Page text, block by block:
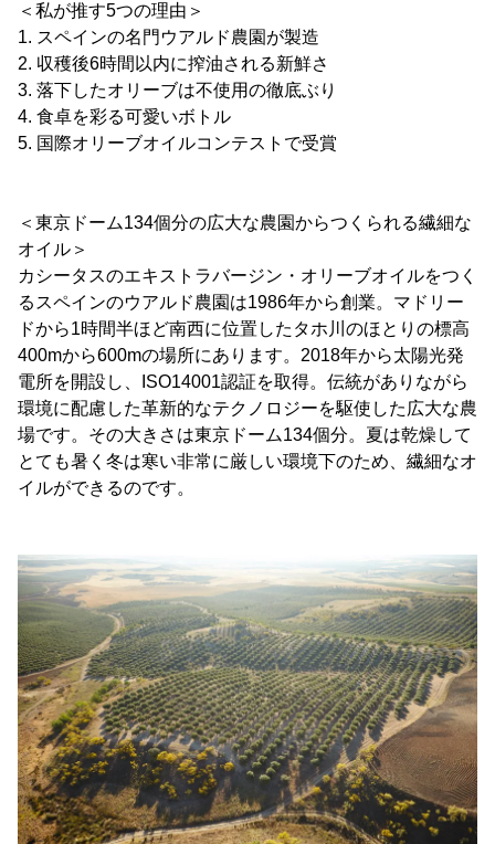
＜私が推す5つの理由＞
1. スペインの名門ウアルド農園が製造
2. 収穫後6時間以内に搾油される新鮮さ
3. 落下したオリーブは不使用の徹底ぶり
4. 食卓を彩る可愛いボトル
5. 国際オリーブオイルコンテストで受賞
＜東京ドーム134個分の広大な農園からつくられる繊細な
オイル＞
カシータスのエキストラバージン・オリーブオイルをつく
るスペインのウアルド農園は1986年から創業。マドリー
ドから1時間半ほど南西に位置したタホ川のほとりの標高
400mから600mの場所にあります。2018年から太陽光発
電所を開設し、ISO14001認証を取得。伝統がありながら
環境に配慮した革新的なテクノロジーを駆使した広大な農
場です。その大きさは東京ドーム134個分。夏は乾燥して
とても暑く冬は寒い非常に厳しい環境下のため、繊細なオ
イルができるのです。